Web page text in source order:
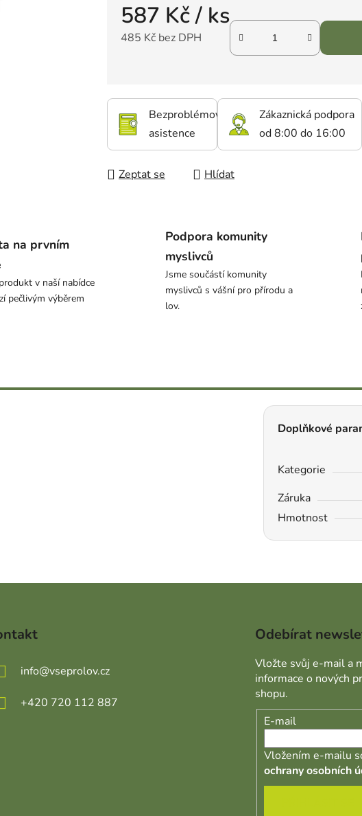
587 Kč/ ks
485 Kč bez DPH
Bezproblémová
asistence
Zákaznická podpora
od 8:00 do 16:00
Zeptat se Hlídat
na prvním
v naší nabídce
pečlivým výběrem
Podpora komunity
myslivců
Jsme součástí komunity
myslivců s vášní pro přírodu a
lov.
Doplňkové
Kategorie
Záruka
Hmotnost
info@vseprolov.cz
+420 720 112 887
Odebírat
Vložte svůj e-mail a
informace o nových
shopu.
E-mail
Vložením e-mailu
ochrany osobních